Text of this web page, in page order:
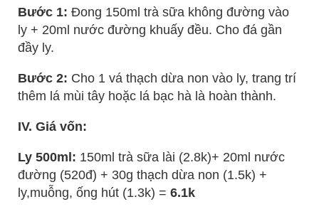
Bước 1: Đong 150ml trà sữa không đường vào
ly + 20ml nước đường khuấy đều. Cho đá gần
đầy ly.
Bước 2: Cho 1 vá thạch dừa non vào ly, trang trí
thêm lá mùi tây hoặc lá bạc hà là hoàn thành.
IV. Giá vốn:
Ly 500ml: 150ml trà sữa lài (2.8k)+ 20ml nước
đường (520đ) + 30g thạch dừa non (1.5k) +
ly,muỗng, ống hút (1.3k) = 6.1k